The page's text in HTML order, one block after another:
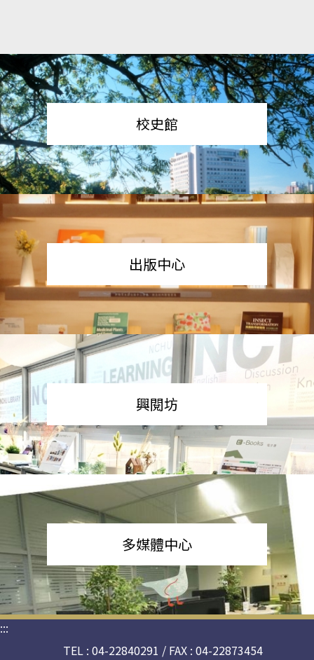
校史館
出版中心
興閱坊
多媒體中心
:::
TEL : 04-22840291 / FAX : 04-22873454